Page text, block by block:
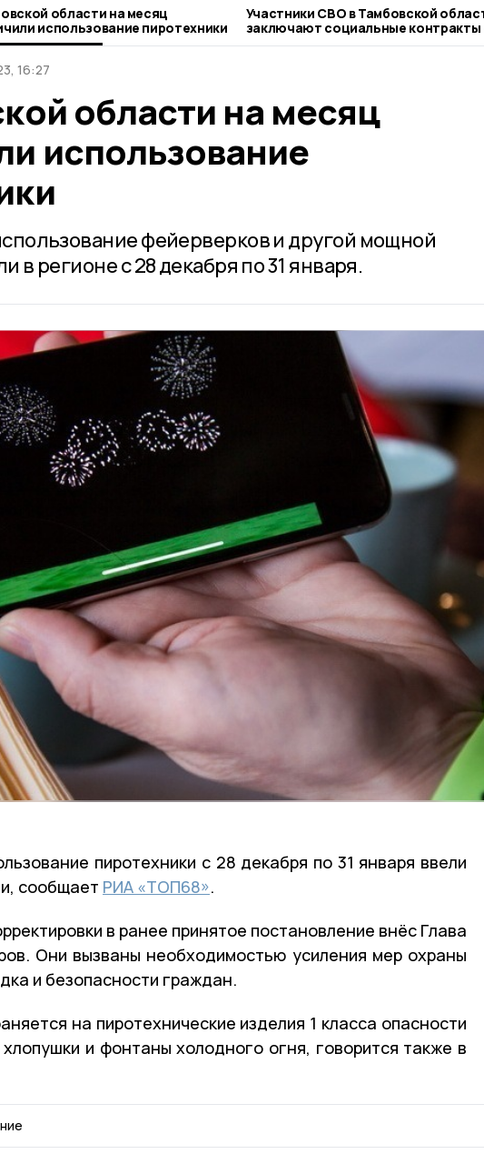
области на месяц
использование пиротехники
Участники СВО в Тамбовской
заключают социальные контракты
льготных условиях
16:27
области на месяц
использование
фейерверков и другой мощной
в регионе с 28 декабря по 31 января.
пиротехники с 28 декабря по 31 января ввели
сообщает РИА «ТОП68».
в ранее принятое постановление внёс Глава
Они вызваны необходимостью усиления мер охраны
и безопасности граждан.
на пиротехнические изделия 1 класса опасности
и фонтаны холодного огня, говорится также в